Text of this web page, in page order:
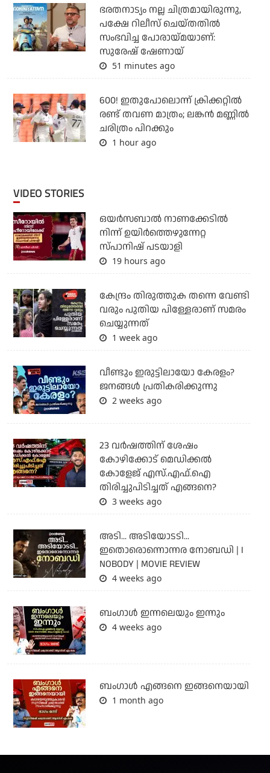
ഭരതനാട്യം നല്ല ചിത്രമായിരുന്നു,
പക്ഷേ റിലീസ് ചെയ്തതില്‍
സംഭവിച്ച പോരായ്മയാണ്:
സുരേഷ് ഷേണായ്
51 minutes ago
600! ഇതുപോലൊന്ന് ക്രിക്കറ്റില്‍
രണ്ട് തവണ മാത്രം; ലങ്കന്‍ മണ്ണില്‍
ചരിത്രം പിറക്കും
1 hour ago
VIDEO STORIES
ഒയര്‍സബാൽ നാണക്കേടിൽ
നിന്ന് ഉയിർത്തെഴുന്നേറ്റ
സ്പാനിഷ് പടയാളി
19 hours ago
കേന്ദ്രം തിരുത്തുക തന്നെ വേണ്ടി
വരും പുതിയ പിള്ളേരാണ് സമരം
ചെയ്യുന്നത്
1 week ago
വീണ്ടും ഇരുട്ടിലായോ കേരളം?
ജനങ്ങൾ പ്രതികരിക്കുന്നു
2 weeks ago
23 വർഷത്തിന് ശേഷം
കോഴിക്കോട് മെഡിക്കൽ
കോളേജ് എസ്.എഫ്.ഐ
തിരിച്ചുപിടിച്ചത് എങ്ങനെ?
3 weeks ago
അടി... അടിയോടടി...
ഇതൊരൊന്നൊന്നര നോബഡി | I
NOBODY | MOVIE REVIEW
4 weeks ago
ബംഗാള്‍ ഇന്നലെയും ഇന്നും
4 weeks ago
ബം​ഗാൾ എങ്ങനെ ഇങ്ങനെയായി
1 month ago